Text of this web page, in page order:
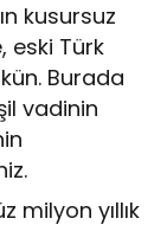
kusursuz
eski Türk
Burada
vadinin
milyon yıllık